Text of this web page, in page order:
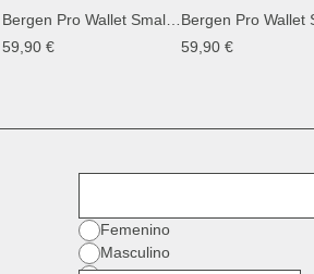
Bergen Pro Wallet Small Muted Clay
59,90 €
59,90 €
Género
Femenino
Masculino